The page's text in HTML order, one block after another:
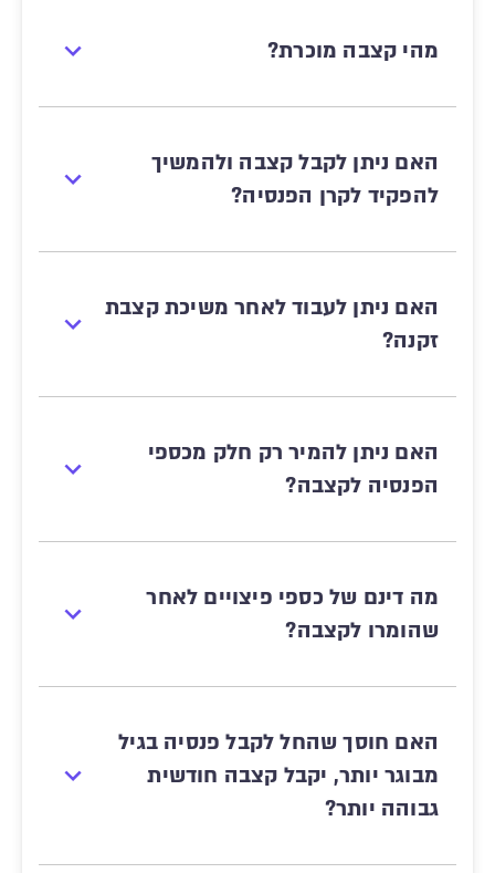
מהי קצבה מוכרת?
האם ניתן לקבל קצבה ולהמשיך
להפקיד לקרן הפנסיה?
האם ניתן לעבוד לאחר משיכת קצבת
זקנה?
האם ניתן להמיר רק חלק מכספי
הפנסיה לקצבה?
מה דינם של כספי פיצויים לאחר
שהומרו לקצבה?
האם חוסך שהחל לקבל פנסיה בגיל
מבוגר יותר, יקבל קצבה חודשית
גבוהה יותר?